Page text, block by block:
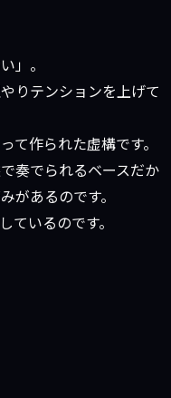
」。
りテンションを上げて
て作られた虚構です。
奏でられるベースだか
があるのです。
ているのです。